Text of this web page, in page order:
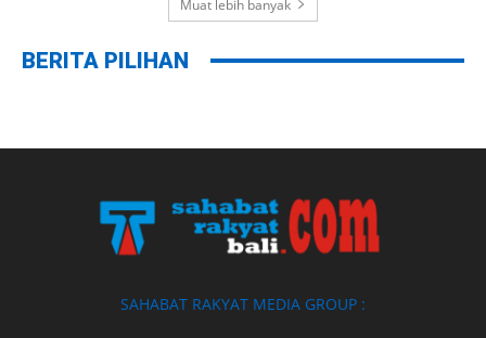
Muat lebih banyak
BERITA PILIHAN
SAHABAT RAKYAT MEDIA GROUP :